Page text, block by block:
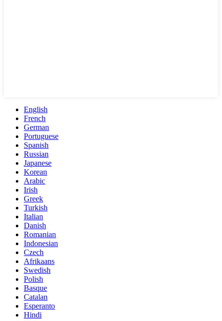
English
French
German
Portuguese
Spanish
Russian
Japanese
Korean
Arabic
Irish
Greek
Turkish
Italian
Danish
Romanian
Indonesian
Czech
Afrikaans
Swedish
Polish
Basque
Catalan
Esperanto
Hindi